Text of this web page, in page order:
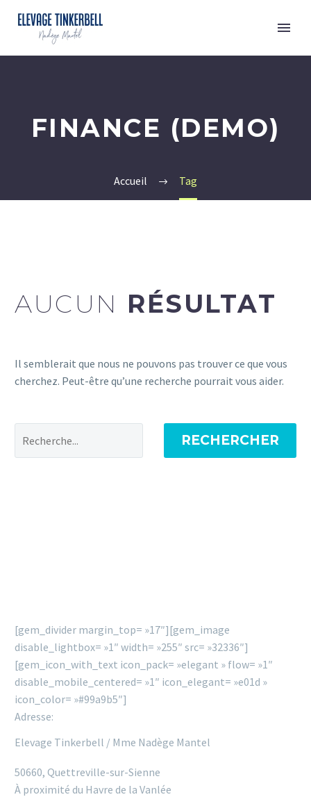
FINANCE (DEMO)
Accueil Tag
AUCUN RÉSULTAT
Il semblerait que nous ne pouvons pas trouver ce que vous
cherchez. Peut-être qu’une recherche pourrait vous aider.
RECHERCHER
[gem_divider margin_top= »17″][gem_image
disable_lightbox= »1″ width= »255″ src= »32336″]
[gem_icon_with_text icon_pack= »elegant » flow= »1″
disable_mobile_centered= »1″ icon_elegant= »e01d »
icon_color= »#99a9b5″]
Adresse:
Elevage Tinkerbell / Mme Nadège Mantel
50660, Quettreville-sur-Sienne
À proximité du Havre de la Vanlée